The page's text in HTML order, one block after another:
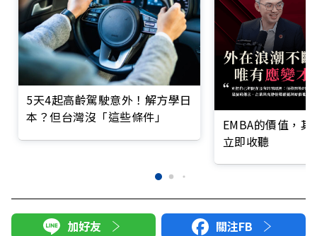
5天4起高齡駕駛意外！解方學日
本？但台灣沒「這些條件」
EMBA的價值，
立即收聽
加好友 關注FB